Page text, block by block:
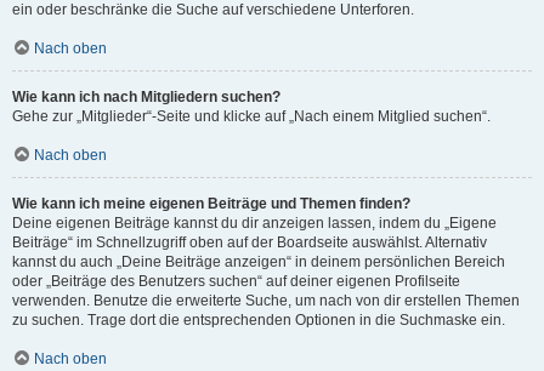
ein oder beschränke die Suche auf verschiedene Unterforen.
Nach oben
Wie kann ich nach Mitgliedern suchen?
Gehe zur „Mitglieder“-Seite und klicke auf „Nach einem Mitglied suchen“.
Nach oben
Wie kann ich meine eigenen Beiträge und Themen finden?
Deine eigenen Beiträge kannst du dir anzeigen lassen, indem du „Eigene
Beiträge“ im Schnellzugriff oben auf der Boardseite auswählst. Alternativ
kannst du auch „Deine Beiträge anzeigen“ in deinem persönlichen Bereich
oder „Beiträge des Benutzers suchen“ auf deiner eigenen Profilseite
verwenden. Benutze die erweiterte Suche, um nach von dir erstellen Themen
zu suchen. Trage dort die entsprechenden Optionen in die Suchmaske ein.
Nach oben